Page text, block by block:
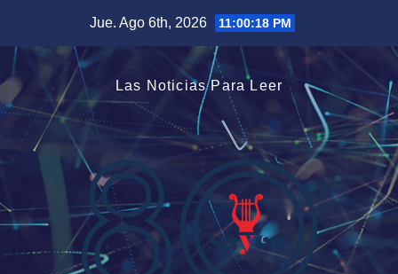
contenido
Jue. Ago 6th, 2026 11:00:18 PM
Las Noticias Para Leer